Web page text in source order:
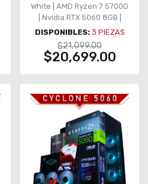
White | AMD Ryzen 7 5700G
| Nvidia RTX 5060 8GB |
RAM 16GB DDR4 3200Mhz |
1TB M.2 | 4 Ventiladores
RGB
DISPONIBLES: 3 PIEZAS
$21,099.00
$20,699.00